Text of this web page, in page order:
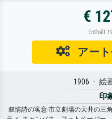
€
Enthält
アー
1906 · 絵
印
叙情詩の寓意-市立劇場の天井の三